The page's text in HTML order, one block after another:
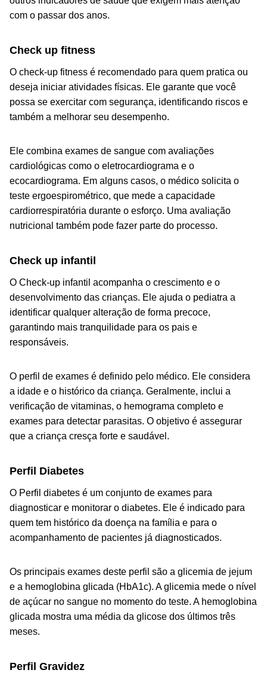
com o passar dos anos.
Check up fitness
O check-up fitness é recomendado para quem pratica ou
deseja iniciar atividades físicas. Ele garante que você
possa se exercitar com segurança, identificando riscos e
também a melhorar seu desempenho.
Ele combina exames de sangue com avaliações
cardiológicas como o eletrocardiograma e o
ecocardiograma. Em alguns casos, o médico solicita o
teste ergoespirométrico, que mede a capacidade
cardiorrespiratória durante o esforço. Uma avaliação
nutricional também pode fazer parte do processo.
Check up infantil
O Check-up infantil acompanha o crescimento e o
desenvolvimento das crianças. Ele ajuda o pediatra a
identificar qualquer alteração de forma precoce,
garantindo mais tranquilidade para os pais e
responsáveis.
O perfil de exames é definido pelo médico. Ele considera
a idade e o histórico da criança. Geralmente, inclui a
verificação de vitaminas, o hemograma completo e
exames para detectar parasitas. O objetivo é assegurar
que a criança cresça forte e saudável.
Perfil Diabetes
O Perfil diabetes é um conjunto de exames para
diagnosticar e monitorar o diabetes. Ele é indicado para
quem tem histórico da doença na família e para o
acompanhamento de pacientes já diagnosticados.
Os principais exames deste perfil são a glicemia de jejum
e a hemoglobina glicada (HbA1c). A glicemia mede o nível
de açúcar no sangue no momento do teste. A hemoglobina
glicada mostra uma média da glicose dos últimos três
meses.
Perfil Gravidez